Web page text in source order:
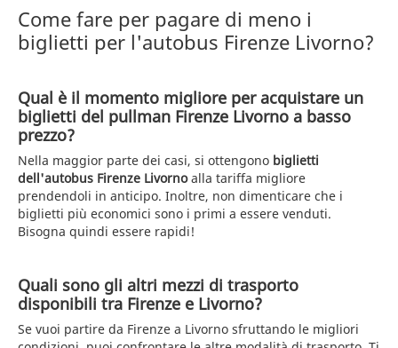
Come fare per pagare di meno i
biglietti per l'autobus Firenze Livorno?
Qual è il momento migliore per acquistare un
biglietti del pullman Firenze Livorno a basso
prezzo?
Nella maggior parte dei casi, si ottengono biglietti
dell'autobus Firenze Livornoalla tariffa migliore
prendendoli in anticipo. Inoltre, non dimenticare che i
biglietti più economici sono i primi a essere venduti.
Bisogna quindi essere rapidi!
Quali sono gli altri mezzi di trasporto
disponibili tra Firenze e Livorno?
Se vuoi partire da Firenze a Livorno sfruttando le migliori